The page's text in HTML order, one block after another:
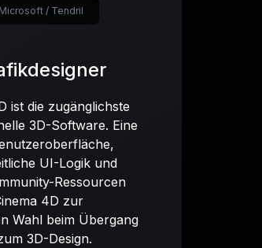
ist die zugänglichste
3D-Software. Eine
UI-Logik und
Ressourcen
4D zur
Wahl beim Übergang
3D-Design.
Microsoft / Tendril